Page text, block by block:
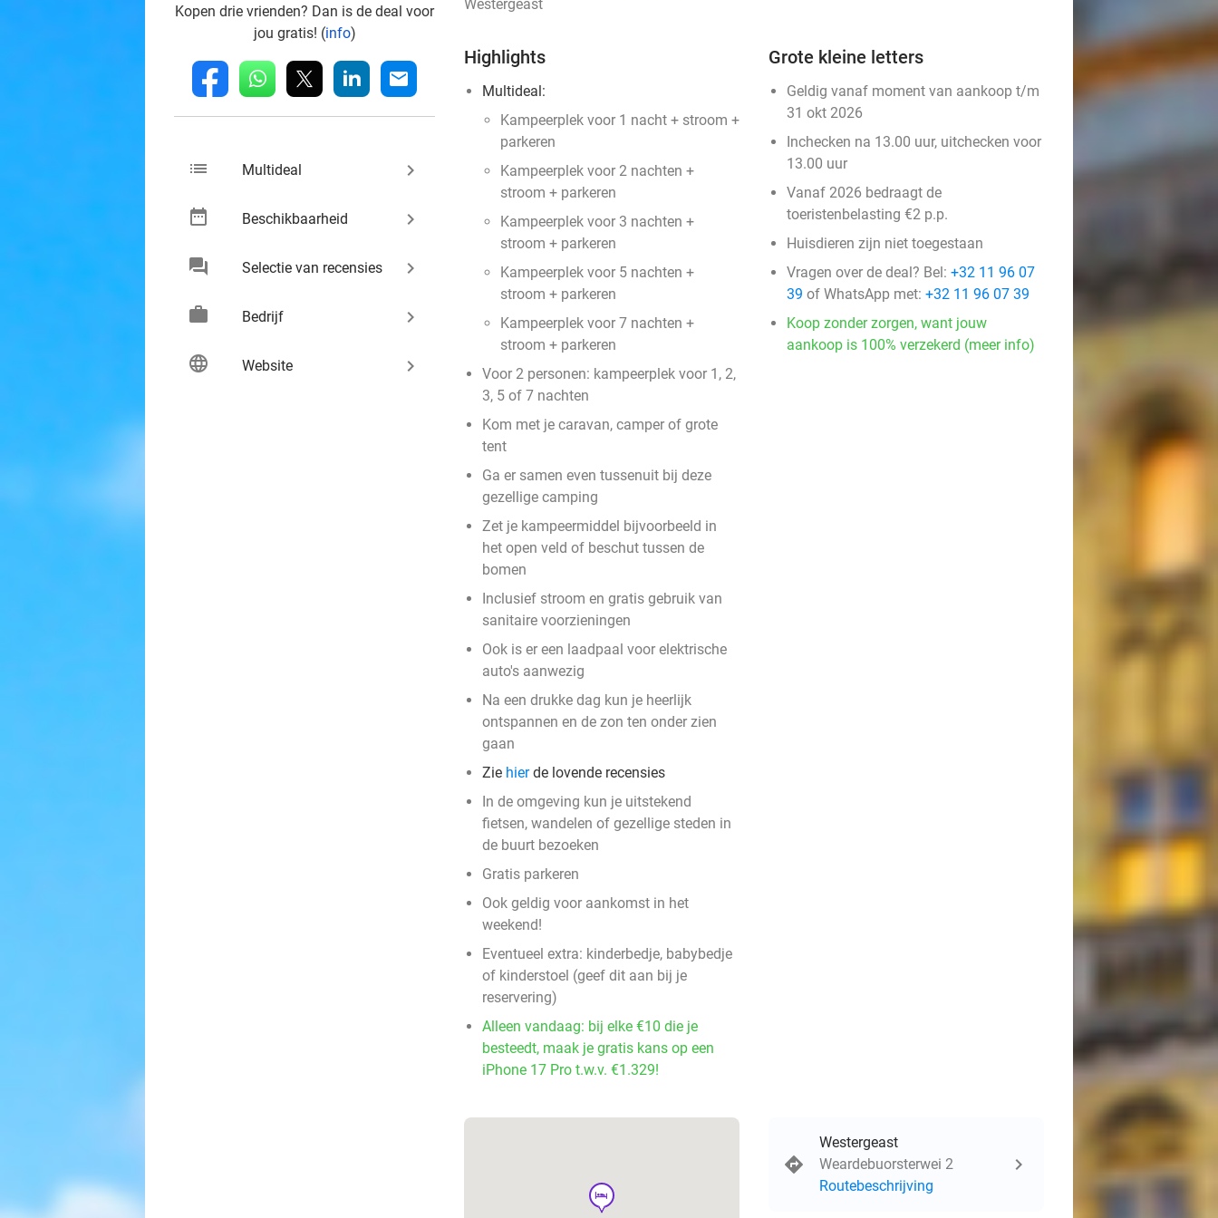
Kopen drie vrienden? Dan is de deal voor
jou gratis! (info)
fb whatsapp linkedin mail
list Multideal keyboard_arrow_right
date_range Beschikbaarheid keyboard_arrow_right
chat Selectie van recensies keyboard_arrow_right
work Bedrijf keyboard_arrow_right
language Website keyboard_arrow_right
Westergeast
Highlights
Multideal:
Kampeerplek voor 1 nacht + stroom +
parkeren
Kampeerplek voor 2 nachten +
stroom + parkeren
Kampeerplek voor 3 nachten +
stroom + parkeren
Kampeerplek voor 5 nachten +
stroom + parkeren
Kampeerplek voor 7 nachten +
stroom + parkeren
Voor 2 personen: kampeerplek voor 1, 2,
3, 5 of 7 nachten
Kom met je caravan, camper of grote
tent
Ga er samen even tussenuit bij deze
gezellige camping
Zet je kampeermiddel bijvoorbeeld in
het open veld of beschut tussen de
bomen
Inclusief stroom en gratis gebruik van
sanitaire voorzieningen
Ook is er een laadpaal voor elektrische
auto's aanwezig
Na een drukke dag kun je heerlijk
ontspannen en de zon ten onder zien
gaan
Zie hierde lovende recensies
In de omgeving kun je uitstekend
fietsen, wandelen of gezellige steden in
de buurt bezoeken
Gratis parkeren
Ook geldig voor aankomst in het
weekend!
Eventueel extra: kinderbedje, babybedje
of kinderstoel (geef dit aan bij je
reservering)
Alleen vandaag: bij elke €10 die je
besteedt, maak je gratis kans op een
iPhone 17 Pro t.w.v. €1.329!
Grote kleine letters
Geldig vanaf moment van aankoop t/m
31 okt 2026
Inchecken na 13.00 uur, uitchecken voor
13.00 uur
Vanaf 2026 bedraagt de
toeristenbelasting €2 p.p.
Huisdieren zijn niet toegestaan
Vragen over de deal? Bel: +32 11 96 07
39 of WhatsApp met: +32 11 96 07 39
Koop zonder zorgen, want jouw
aankoop is 100% verzekerd (meer info)
hotel
Westergeast
Weardebuorsterwei 2
Routebeschrijving